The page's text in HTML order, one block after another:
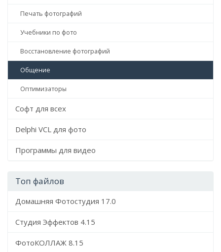
Печать фотографий
Учебники по фото
Восстановление фотографий
Общение
Оптимизаторы
Софт для всех
Delphi VCL для фото
Программы для видео
Топ файлов
Домашняя Фотостудия 17.0
Студия Эффектов 4.15
ФотоКОЛЛАЖ 8.15